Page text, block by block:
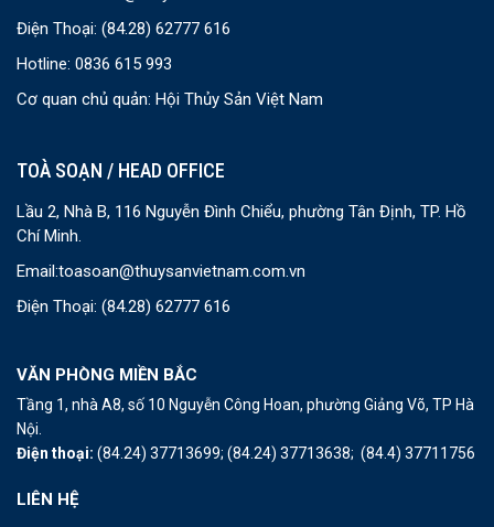
Điện Thoại: (84.28) 62777 616
Hotline: 0836 615 993
Cơ quan chủ quản: Hội Thủy Sản Việt Nam
TOÀ SOẠN / HEAD OFFICE
Lầu 2, Nhà B, 116 Nguyễn Đình Chiểu, phường Tân Định, TP. Hồ
Chí Minh.
Email:toasoan@thuysanvietnam.com.vn
Điện Thoại: (84.28) 62777 616
VĂN PHÒNG MIỀN BẮC
Tầng 1, nhà A8, số 10 Nguyễn Công Hoan, phường Giảng Võ, TP Hà
Nội.
Điện thoại: (84.24) 37713699; (84.24) 37713638; (84.4) 37711756
LIÊN HỆ